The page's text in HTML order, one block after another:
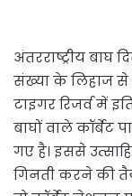
अंतरराष्ट्रीय बाघ
संख्या के लिहाज से
टाइगर रिजर्व में
बाघों वाले कॉर्बेट
गए है। इससे
गिनती करने की